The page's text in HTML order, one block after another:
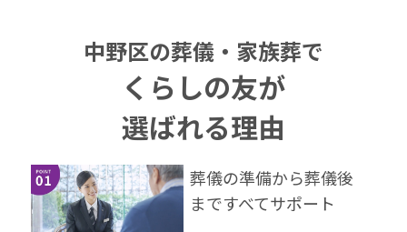
中野区の葬儀・家族葬で
くらしの友が
選ばれる理由
葬儀の準備から葬儀後
まですべてサポート